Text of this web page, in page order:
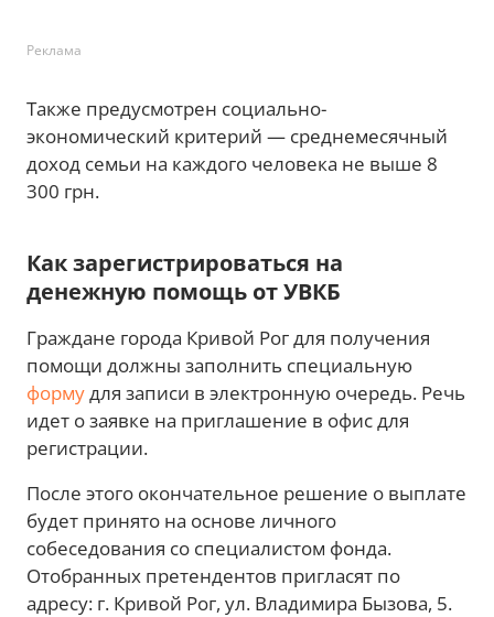
Реклама
Также предусмотрен социально-
экономический критерий — среднемесячный
доход семьи на каждого человека не выше 8
300 грн.
Как зарегистрироваться на
денежную помощь от УВКБ
Граждане города Кривой Рог для получения
помощи должны заполнить специальную
формудля записи в электронную очередь. Речь
идет о заявке на приглашение в офис для
регистрации.
После этого окончательное решение о выплате
будет принято на основе личного
собеседования со специалистом фонда.
Отобранных претендентов пригласят по
адресу: г. Кривой Рог, ул. Владимира Бызова, 5.